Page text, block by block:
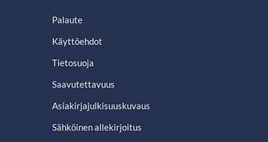
Palaute
Käyttöehdot
Tietosuoja
Saavutettavuus
Asiakirjajulkisuuskuvaus
Sähköinen allekirjoitus